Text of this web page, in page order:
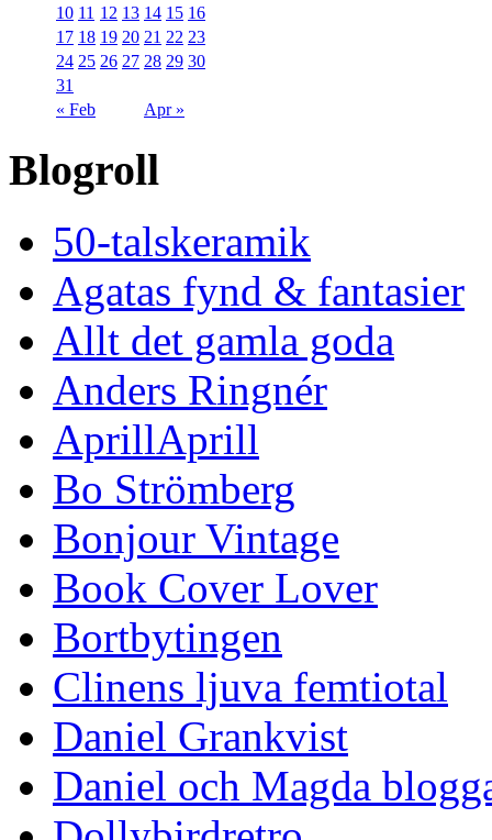
« Feb Apr »
10 11 12 13 14 15 16
17 18 19 20 21 22 23
24 25 26 27 28 29 30
31
Blogroll
50-talskeramik
Agatas fynd & fantasier
Allt det gamla goda
Anders Ringnér
AprillAprill
Bo Strömberg
Bonjour Vintage
Book Cover Lover
Bortbytingen
Clinens ljuva femtiotal
Daniel Grankvist
Daniel och Magda